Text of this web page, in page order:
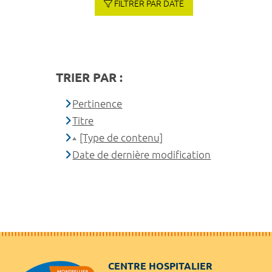
FILTRER PAR DATE
TRIER PAR :
Pertinence
Titre
[Type de contenu]
Date de dernière modification
CENTRE HOSPITALIER